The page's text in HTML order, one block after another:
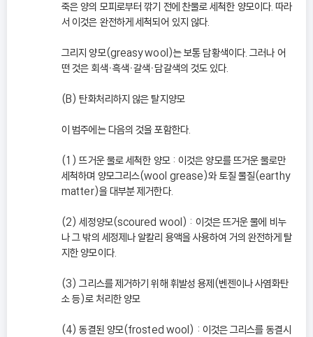
죽은 양의 모피로부터 깎기 전에 찬물로 세척한 양모이다. 따라
서 이것은 완전하게 세척되어 있지 않다.
그리지 양모(greasy wool)는 보통 담황색이다. 그러나 어
떤 것은 회색ㆍ흑색ㆍ갈색ㆍ담갈색의 것도 있다.
(B) 탄화처리하지 않은 탈지양모
이 범주에는 다음의 것을 포함한다.
(1) 뜨거운 물로 세척한 양모 : 이것은 양모를 뜨거운 물로만
세척하며 양모그리스(wool grease)와 토질 물질(earthy
matter)을 대부분 제거한다.
(2) 세정양모(scoured wool) : 이것은 뜨거운 물에 비누
나 그 밖의 세정제나 알칼리 용액을 사용하여 거의 완전하게 탈
지한 양모이다.
(3) 그리스를 제거하기 위해 휘발성 용제(벤젠이나 사염화탄
소 등)로 처리한 양모
(4) 동결된 양모(frosted wool) : 이것은 그리스를 동결시